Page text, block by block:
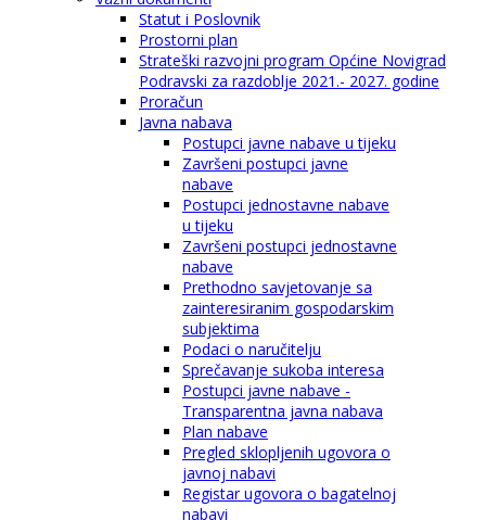
Statut i Poslovnik
Prostorni plan
Strateški razvojni program Općine Novigrad
Podravski za razdoblje 2021.- 2027. godine
Proračun
Javna nabava
Postupci javne nabave u tijeku
Završeni postupci javne
nabave
Postupci jednostavne nabave
u tijeku
Završeni postupci jednostavne
nabave
Prethodno savjetovanje sa
zainteresiranim gospodarskim
subjektima
Podaci o naručitelju
Sprečavanje sukoba interesa
Postupci javne nabave -
Transparentna javna nabava
Plan nabave
Pregled sklopljenih ugovora o
javnoj nabavi
Registar ugovora o bagatelnoj
nabavi